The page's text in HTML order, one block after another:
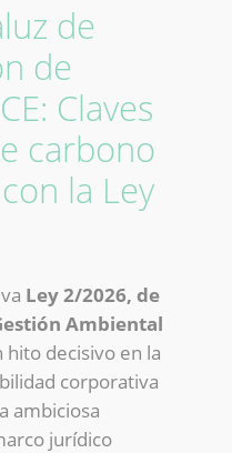
de
de
Claves
carbono
la Ley
Ley 2/2026, de
Ambiental
hito decisivo en la
corporativa
ambiciosa
jurídico